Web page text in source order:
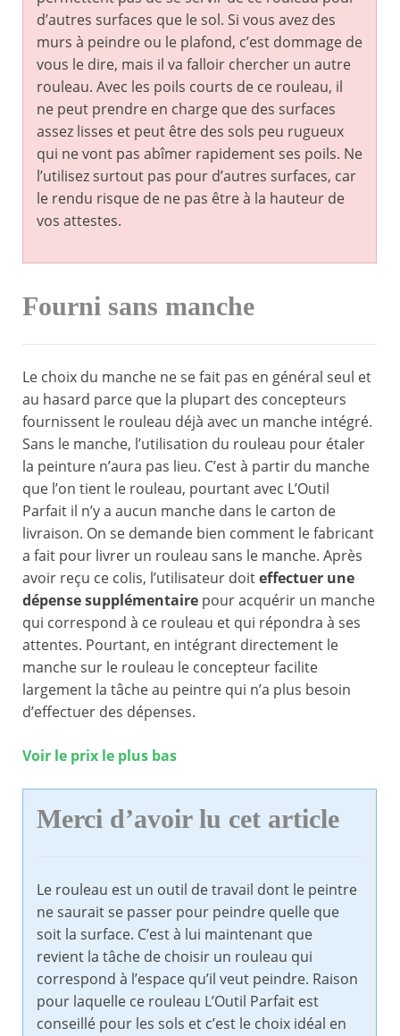
d’autres surfaces que le sol. Si vous avez des
murs à peindre ou le plafond, c’est dommage de
vous le dire, mais il va falloir chercher un autre
rouleau. Avec les poils courts de ce rouleau, il
ne peut prendre en charge que des surfaces
assez lisses et peut être des sols peu rugueux
qui ne vont pas abîmer rapidement ses poils. Ne
l’utilisez surtout pas pour d’autres surfaces, car
le rendu risque de ne pas être à la hauteur de
vos attestes.
Fourni sans manche
Le choix du manche ne se fait pas en général seul et
au hasard parce que la plupart des concepteurs
fournissent le rouleau déjà avec un manche intégré.
Sans le manche, l’utilisation du rouleau pour étaler
la peinture n’aura pas lieu. C’est à partir du manche
que l’on tient le rouleau, pourtant avec L’Outil
Parfait il n’y a aucun manche dans le carton de
livraison. On se demande bien comment le fabricant
a fait pour livrer un rouleau sans le manche. Après
avoir reçu ce colis, l’utilisateur doiteffectuer une
dépense supplémentaire pour acquérir un manche
qui correspond à ce rouleau et qui répondra à ses
attentes. Pourtant, en intégrant directement le
manche sur le rouleau le concepteur facilite
largement la tâche au peintre qui n’a plus besoin
d’effectuer des dépenses.
Voir le prix le plus bas
Merci d’avoir lu cet article
Le rouleau est un outil de travail dont le peintre
ne saurait se passer pour peindre quelle que
soit la surface. C’est à lui maintenant que
revient la tâche de choisir un rouleau qui
correspond à l’espace qu’il veut peindre. Raison
pour laquelle ce rouleau L’Outil Parfait est
conseillé pour les sols et c’est le choix idéal en